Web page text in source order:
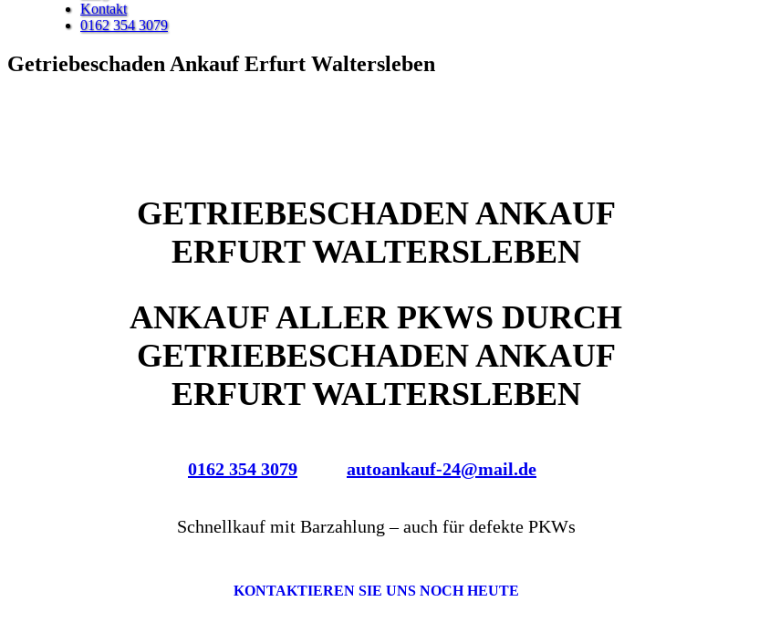
Kontakt
0162 354 3079
Getriebeschaden Ankauf Erfurt Waltersleben
GETRIEBESCHADEN ANKAUF
ERFURT WALTERSLEBEN
ANKAUF ALLER PKWS DURCH
GETRIEBESCHADEN ANKAUF
ERFURT WALTERSLEBEN
0162 354 3079 autoankauf-24@mail.de
Schnellkauf mit Barzahlung – auch für defekte PKWs
KONTAKTIEREN SIE UNS NOCH HEUTE